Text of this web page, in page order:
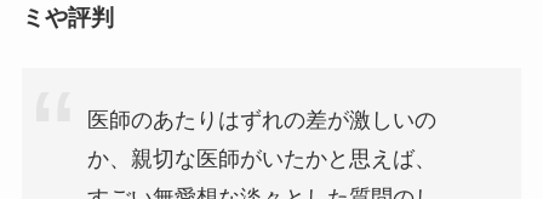
ミや評判
医師のあたりはずれの差が激しいの
か、親切な医師がいたかと思えば、